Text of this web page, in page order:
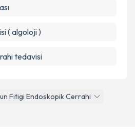
Fitigi Endoskopik Cerrahi
( algoloji )
tedavisi